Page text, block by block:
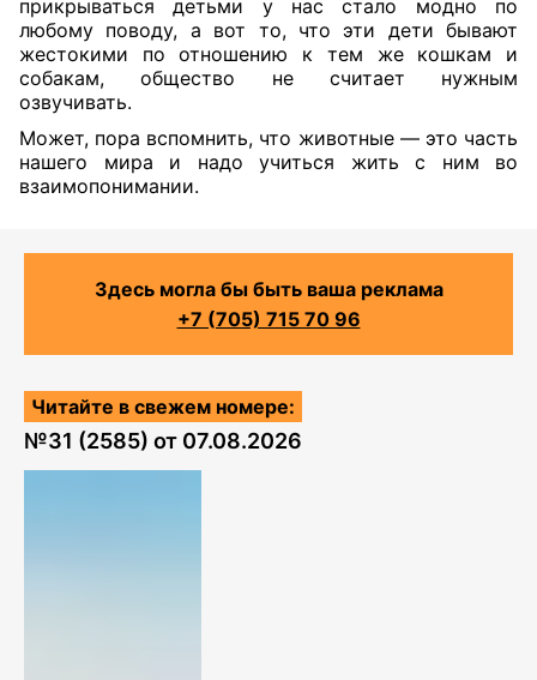
прикрываться детьми у нас стало модно по
любому поводу, а вот то, что эти дети бывают
жестокими по отношению к тем же кошкам и
собакам, общество не считает нужным
озвучивать.
Может, пора вспомнить, что животные — это часть
нашего мира и надо учиться жить с ним во
взаимопонимании.
Здесь могла бы быть ваша реклама
+7 (705) 715 70 96
Читайте в свежем номере:
№31 (2585) от 07.08.2026